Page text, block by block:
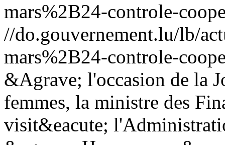
mars%2B24-controle-
//do.gouvernement.lu/lb/
mars%2B24-controle-
&Agrave; l'occasion de la
femmes, la ministre des
visit&eacute;